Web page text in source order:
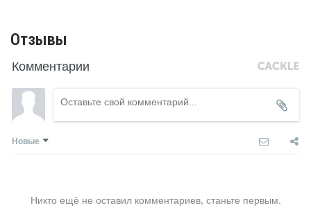
Отзывы
Комментарии
Новые
Никто ещё не оставил комментариев, станьте первым.